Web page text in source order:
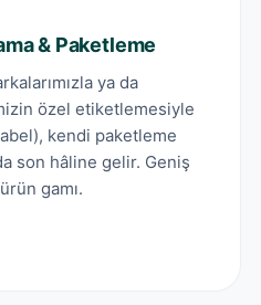
& Paketleme
ya da
özel etiketlemesiyle
kendi paketleme
son hâline gelir. Geniş
gamı.